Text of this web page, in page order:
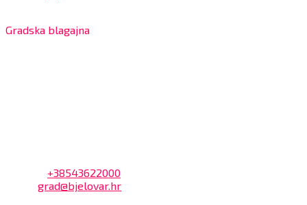
Gradska blagajna
+38543622000
grad@bjelovar.hr